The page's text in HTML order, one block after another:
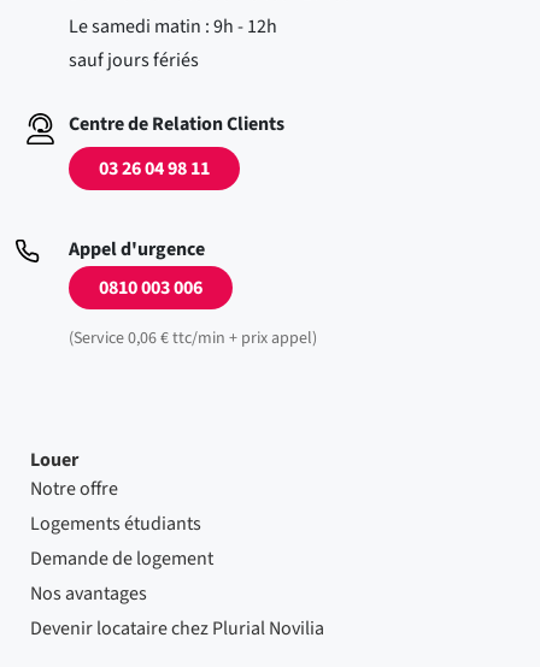
Le samedi matin : 9h - 12h
sauf jours fériés
Centre de Relation Clients
03 26 04 98 11
Appel d'urgence
0810 003 006
(Service 0,06 € ttc/min + prix appel)
Louer
Notre offre
Logements étudiants
Demande de logement
Nos avantages
Devenir locataire chez Plurial Novilia